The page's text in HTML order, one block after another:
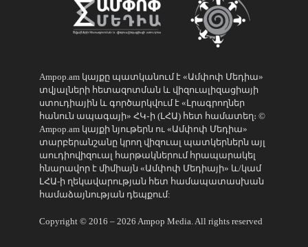
Ampop.am կայքը պատկանում է «Ամփոփ Մեդիա»
տվյալների հետազոտման և վիզուալիզացիայի
ստուդիային և գործարկվում է «Լրագրողներ
հանուն ապագայի» ՀԿ֊ի (ԼՀԱ) հետ համատեղ։ ©
Ampop.am կայքի նյութերն ու «Ամփոփ Մեդիա»
տարբերանշանը կրող վիզուալ պատկերներն այլ
աուդիովիզուալ հարթակներում հրապարակել
հնարավոր է միմիայն «Ամփոփ Մեդիայի» և/կամ
ԼՀԱ-ի ղեկավարության հետ համապատասխան
համաձայնության դեպքում:
Copyright © 2016 – 2026 Ampop Media. All rights reserved